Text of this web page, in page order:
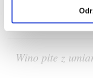
Wino pite z